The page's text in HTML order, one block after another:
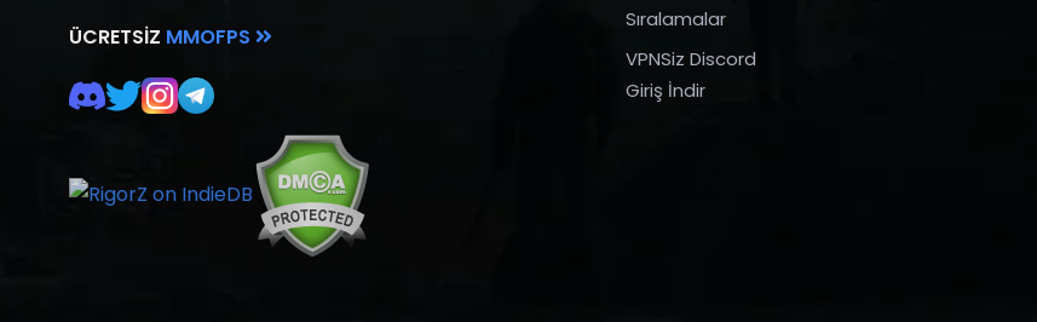
ÜCRETSIZ MMOFPS
Sıralamalar
VPNSiz Discord
Giriş İndir